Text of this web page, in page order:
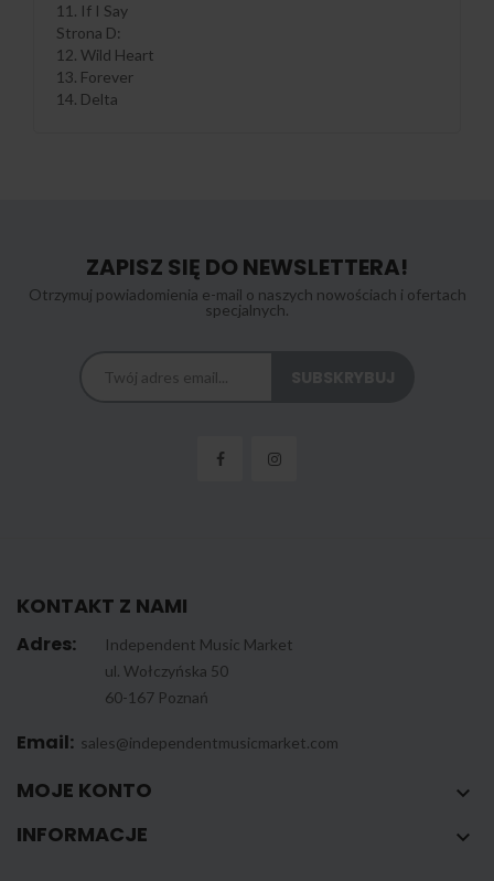
11. If I Say
Strona D:
12. Wild Heart
13. Forever
14. Delta
ZAPISZ SIĘ DO NEWSLETTERA!
Otrzymuj powiadomienia e-mail o naszych nowościach i ofertach
specjalnych.
KONTAKT Z NAMI
Adres:
Independent Music Market
ul. Wołczyńska 50
60-167 Poznań
Email: sales@independentmusicmarket.com
MOJE KONTO 
INFORMACJE 